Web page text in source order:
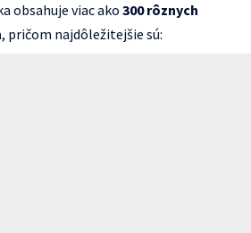
obsahuje viac ako 300 rôznych
, pričom najdôležitejšie sú: